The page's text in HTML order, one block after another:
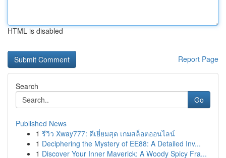
HTML is disabled
Report Page
Search
Go
Published News
1 รีวิว Xway777: ดีเยี่ยมสุด เกมสล็อตออนไลน์
1 Deciphering the Mystery of EE88: A Detailed Inv...
1 Discover Your Inner Maverick: A Woody Spicy Fra...